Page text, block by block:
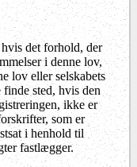
det forhold, der
i denne lov,
lov eller selskabets
sted, hvis den
ikke er
som er
i henhold til
fastlægger.